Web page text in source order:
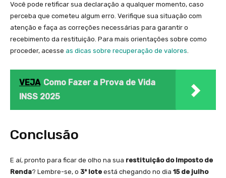
Você pode retificar sua declaração a qualquer momento, caso
perceba que cometeu algum erro. Verifique sua situação com
atenção e faça as correções necessárias para garantir o
recebimento da restituição. Para mais orientações sobre como
proceder, acesse as dicas sobre recuperação de valores.
VEJA Como Fazer a Prova de Vida
INSS 2025
Conclusão
E aí, pronto para ficar de olho na sua restituição do Imposto de
Renda? Lembre-se, o 3º lote está chegando no dia 15 de julho